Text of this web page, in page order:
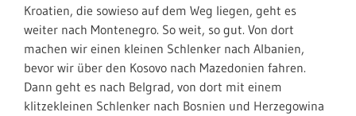
Kroatien, die sowieso auf dem Weg liegen, geht es
weiter nach Montenegro. So weit, so gut. Von dort
machen wir einen kleinen Schlenker nach Albanien,
bevor wir über den Kosovo nach Mazedonien fahren.
Dann geht es nach Belgrad, von dort mit einem
klitzekleinen Schlenker nach Bosnien und Herzegowina